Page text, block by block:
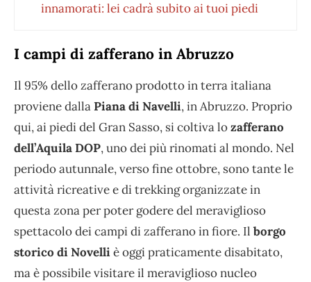
innamorati: lei cadrà subito ai tuoi piedi
I campi di zafferano in Abruzzo
Il 95% dello zafferano prodotto in terra italiana
proviene dallaPiana di Navelli, in Abruzzo. Proprio
qui, ai piedi del Gran Sasso, si coltiva lozafferano
dell’Aquila DOP, uno dei più rinomati al mondo. Nel
periodo autunnale, verso fine ottobre, sono tante le
attività ricreative e di trekking organizzate in
questa zona per poter godere del meraviglioso
spettacolo dei campi di zafferano in fiore. Il borgo
storico di Novelliè oggi praticamente disabitato,
ma è possibile visitare il meraviglioso nucleo